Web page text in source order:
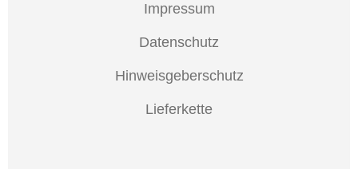
Impressum
Datenschutz
Hinweisgeberschutz
Lieferkette